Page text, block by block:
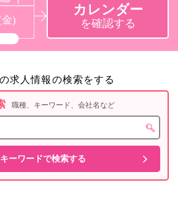
金)
カレンダー
を確認する
求人情報の検索をする
職種、キーワード、会社名など